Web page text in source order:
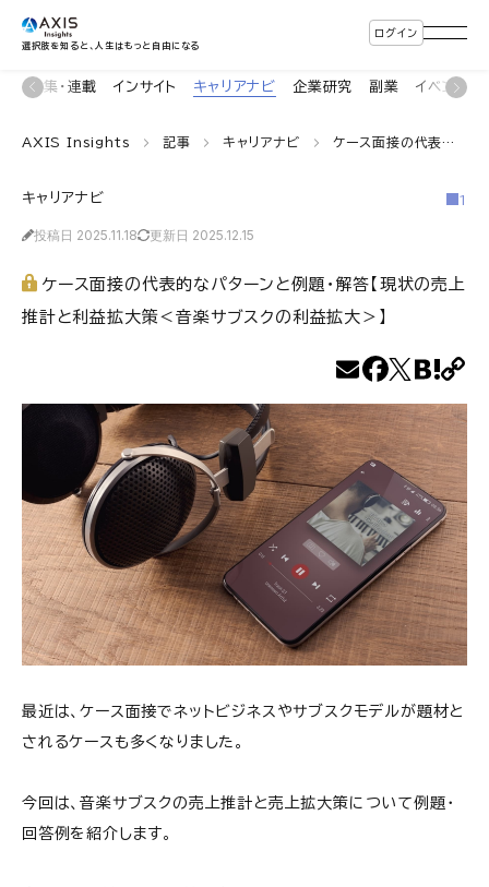
選択肢を知ると、人生はもっと自由になる
ログイン
特集・連載 インサイト キャリアナビ 企業研究 副業 イベント
AXIS Insights 記事 キャリアナビ ケース面接の代表的なパターンと例題・解答【現状の売上推計と利益拡大策＜音楽サブスクの利益拡大＞】
キャリアナビ
投稿日 2025.11.18 更新日 2025.12.15
1
ケース面接の代表的なパターンと例題・解答【現状の売上
推計と利益拡大策＜音楽サブスクの利益拡大＞】
最近は、ケース面接でネットビジネスやサブスクモデルが題材と
されるケースも多くなりました。
今回は、音楽サブスクの売上推計と売上拡大策について例題・
回答例を紹介します。